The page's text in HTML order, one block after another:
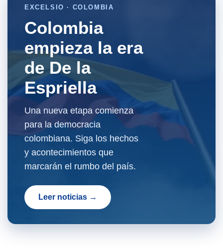
EXCELSIO · COLOMBIA
Colombia
empieza la era
de De la
Espriella
Una nueva etapa comienza
para la democracia
colombiana. Siga los hechos
y acontecimientos que
marcarán el rumbo del país.
Leer noticias →